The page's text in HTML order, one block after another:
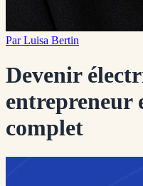
ParLuisa Bertin
Devenir
entrepreneur
complet